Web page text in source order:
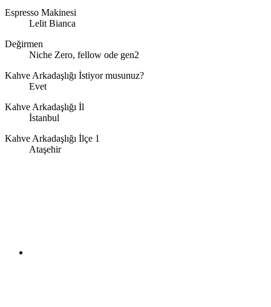
Espresso Makinesi
Lelit Bianca
Değirmen
Niche Zero, fellow ode gen2
Kahve Arkadaşlığı İstiyor musunuz?
Evet
Kahve Arkadaşlığı İl
İstanbul
Kahve Arkadaşlığı İlçe 1
Ataşehir